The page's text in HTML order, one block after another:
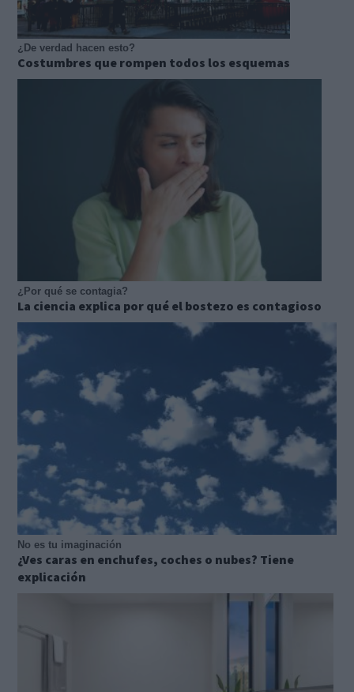
¿De verdad hacen esto?
Costumbres que rompen todos los esquemas
¿Por qué se contagia?
La ciencia explica por qué el bostezo es contagioso
No es tu imaginación
¿Ves caras en enchufes, coches o nubes? Tiene
explicación